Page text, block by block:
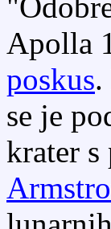
Apolla
poskus
se je
krater